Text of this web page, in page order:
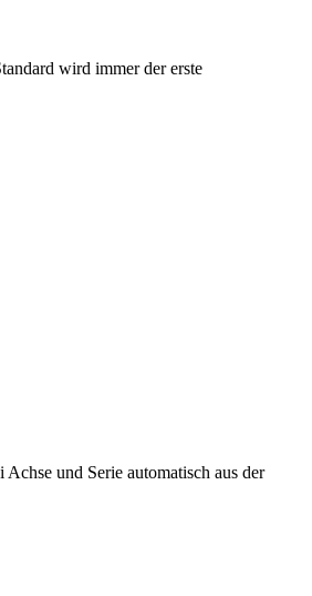
wird immer der erste
Achse und Serie automatisch aus der